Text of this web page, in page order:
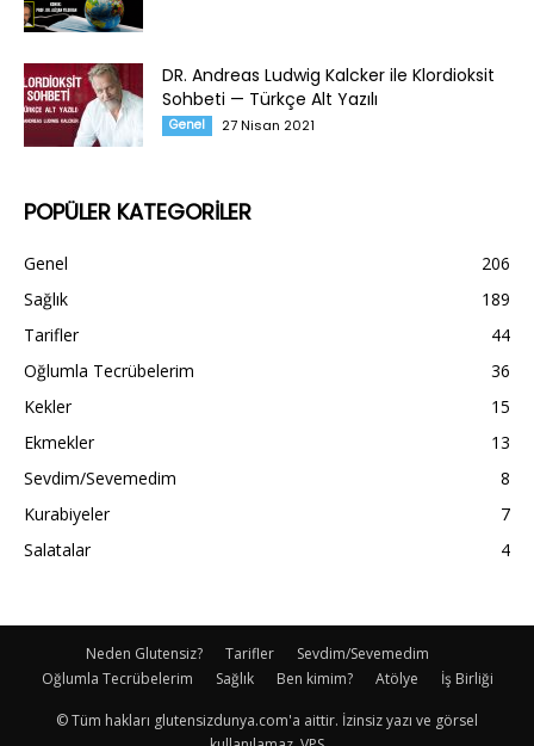
DR. Andreas Ludwig Kalcker ile Klordioksit
Sohbeti — Türkçe Alt Yazılı
Genel 27 Nisan 2021
POPÜLER KATEGORİLER
Genel
206
Sağlık
189
Tarifler
44
Oğlumla Tecrübelerim
36
Kekler
15
Ekmekler
13
Sevdim/Sevemedim
8
Kurabiyeler
7
Salatalar
4
Neden Glutensiz? Tarifler
Sevdim/Sevemedim
Oğlumla Tecrübelerim
Sağlık Ben kimim? Atölye İş Birliği
© Tüm hakları glutensizdunya.com'a aittir. İzinsiz yazı ve görsel